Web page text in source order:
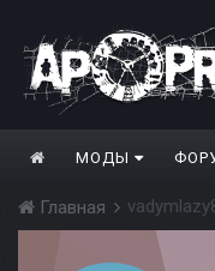
МОДЫ
Главная